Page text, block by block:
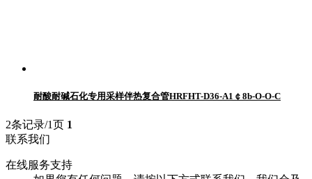
耐酸耐碱石化专用采样伴热复合管HRFHT-D36-A1￠8b-O-O-C
2条记录/1页 1
联系我们
在线服务支持